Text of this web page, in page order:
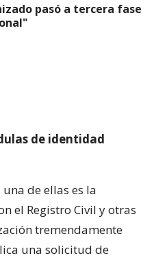
pasó a tercera fase
de identidad
de ellas es la
el Registro Civil y otras
tremendamente
una solicitud de